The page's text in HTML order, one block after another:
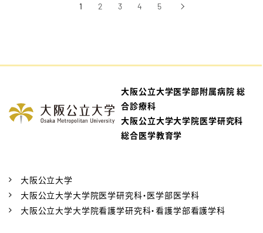
1 2 3 4 5 ›次へ
大阪公立大学医学部附属病院 総
合診療科
大阪公立大学大学院医学研究科
総合医学教育学
大阪公立大学
大阪公立大学大学院医学研究科・医学部医学科
大阪公立大学大学院看護学研究科・看護学部看護学科